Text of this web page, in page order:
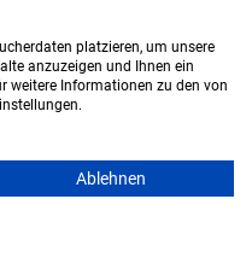
VVaG
platzieren, um unsere
anzuzeigen und Ihnen ein
weitere Informationen zu den von
Ablehnen